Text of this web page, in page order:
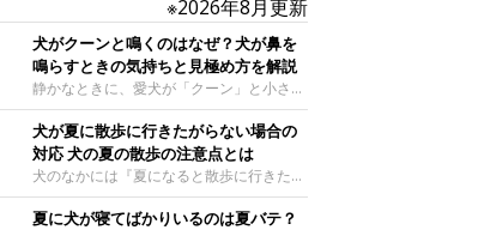
※2026年8月更新
犬がクーンと鳴くのはなぜ？犬が鼻を
鳴らすときの気持ちと見極め方を解説
静かなときに、愛犬が「クーン」と小さく
鳴いたり、鼻を鳴らすような音を出したり
することはありませんか？ 大きく吠える
わけではない分、「不安なの？それとも何
かお願いしているの？」と気になる飼い主
さんもいるかもしれません。今回は、犬が
クーンと鳴く理由や鼻鳴らしの背景、見極
犬が夏に散歩に行きたがらない場合の
対応 犬の夏の散歩の注意点とは
犬のなかには『夏になると散歩に行きたが
らない、歩かなくなる』『暑い季節は散歩
の気配を察すると涼しい部屋から出ようと
夏に犬が寝てばかりいるのは夏バテ？